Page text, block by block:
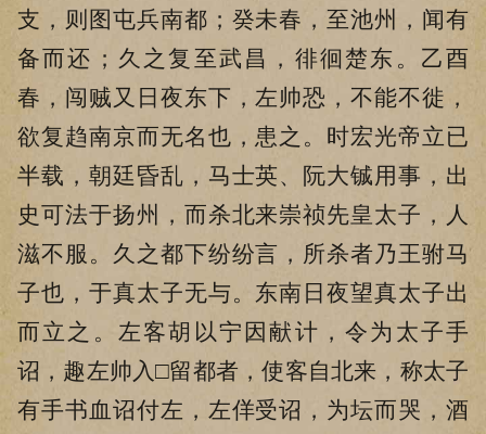
支，则图屯兵南都；癸未春，至池州，闻有
备而还；久之复至武昌，徘徊楚东。乙酉
春，闯贼又日夜东下，左帅恐，不能不徙，
欲复趋南京而无名也，患之。时宏光帝立已
半载，朝廷昏乱，马士英、阮大铖用事，出
史可法于扬州，而杀北来崇祯先皇太子，人
滋不服。久之都下纷纷言，所杀者乃王驸马
子也，于真太子无与。东南日夜望真太子出
而立之。左客胡以宁因献计，令为太子手
诏，趣左帅入□留都者，使客自北来，称太子
有手书血诏付左，左佯受诏，为坛而哭，酒